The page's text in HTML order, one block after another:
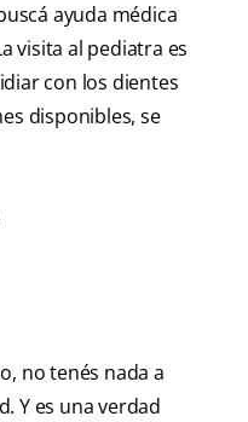
ayuda médica
visita al pediatra es
con los dientes
disponibles, se
no tenés nada a
Y es una verdad